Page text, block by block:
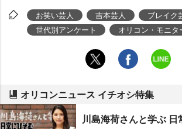
お笑い芸人 吉本芸人
ブレイク
世代別アンケート
オリコン・モニタ
オリコンニュース イチオシ特集
川島海荷さんと学ぶ 日